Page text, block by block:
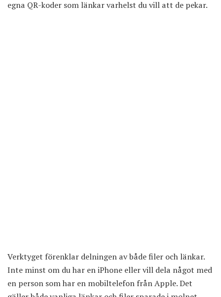
egna QR-koder som länkar varhelst du vill att de pekar.
Verktyget förenklar delningen av både filer och länkar.
Inte minst om du har en iPhone eller vill dela något med
en person som har en mobiltelefon från Apple. Det